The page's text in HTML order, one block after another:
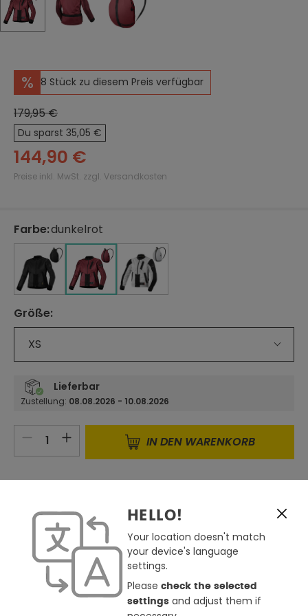
% 8 Stück zu diesem Preis verfügbar
179,95 €
Du sparst 35,05 €
144,90 €
Preise inkl. MwSt. zzgl. Versandkosten
Farbe
auswählen
:dunkelrot
schwarz
schwarz
dunkelrothellgrau
hellgrau
Größe
auswählen
:
XS
Lieferbar
Zustellung: 08.08.2026 - 10.08.2026
Produkt Anzahl: Gib den
IN DEN WARENKORB
Derzeit in keinem Store verfügbar
per Click & Reserve reservierbar
Store auswählen
Zum Merkzettel hinzufügen
Günstiger gesehen ?
HELLO!
Your location doesn't match
your device's language
settings.
Please check the selected
settings and adjust them if